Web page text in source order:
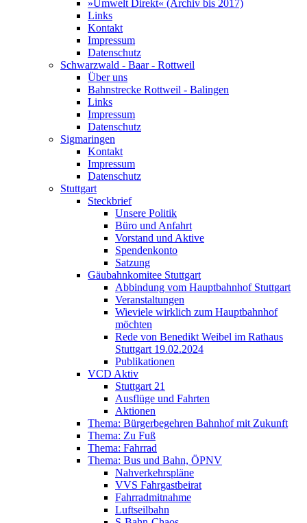
»Umwelt Direkt« (Archiv bis 2017)
Links
Kontakt
Impressum
Datenschutz
Schwarzwald - Baar - Rottweil
Über uns
Bahnstrecke Rottweil - Balingen
Links
Impressum
Datenschutz
Sigmaringen
Kontakt
Impressum
Datenschutz
Stuttgart
Steckbrief
Unsere Politik
Büro und Anfahrt
Vorstand und Aktive
Spendenkonto
Satzung
Gäubahnkomitee Stuttgart
Abbindung vom Hauptbahnhof Stuttgart
Veranstaltungen
Wieviele wirklich zum Hauptbahnhof
möchten
Rede von Benedikt Weibel im Rathaus
Stuttgart 19.02.2024
Publikationen
VCD Aktiv
Stuttgart 21
Ausflüge und Fahrten
Aktionen
Thema: Bürgerbegehren Bahnhof mit Zukunft
Thema: Zu Fuß
Thema: Fahrrad
Thema: Bus und Bahn, ÖPNV
Nahverkehrspläne
VVS Fahrgastbeirat
Fahrradmitnahme
Luftseilbahn